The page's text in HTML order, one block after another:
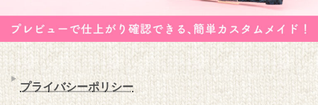
プライバシーポリシー